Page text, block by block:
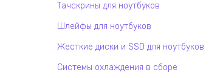
Тачскрины для ноутбуков
Шлейфы для ноутбуков
Жесткие диски и SSD для ноутбуков
Системы охлаждения в сборе